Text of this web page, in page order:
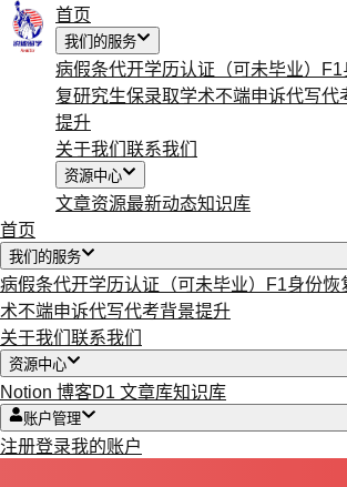
首页
我们的服务
病假条代开学历认证（可未毕业）
复研究生保录取学术不端申诉代写代
提升
关于我们 联系我们
资源中心
文章资源最新动态知识库
首页
我们的服务
病假条代开学历认证（可未毕业） F1身份恢
术不端申诉代写代考背景提升
关于我们 联系我们
资源中心
Notion 博客D1 文章库知识库
账户管理
注册登录我的账户